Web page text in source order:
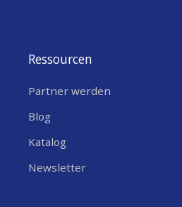
Ressourcen
Partner werden
Blog
Katalog
Newsletter